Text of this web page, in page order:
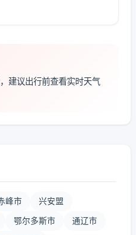
建议出行前查看实时天气
峰市 兴安盟
鄂尔多斯市 通辽市